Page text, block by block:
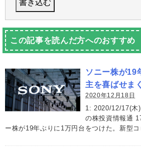
この記事を読んだ方へのおすすめ
ソニー株が19
主を喜ばせま
2020年12月18日
1: 2020/12/17(木
の株投資情報通
ー株が19年ぶりに1万円台をつけた。新型